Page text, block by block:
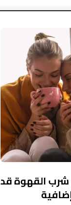
شرب القهوة قد